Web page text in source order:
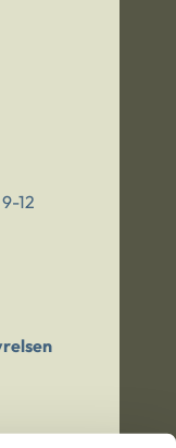
12